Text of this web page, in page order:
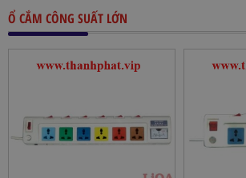
Ổ CẮM CÔNG SUẤT LỚN